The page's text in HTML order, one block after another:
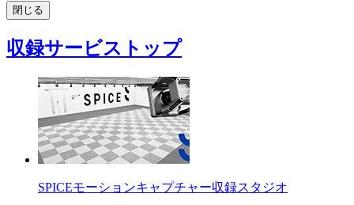
閉じる
収録サービストップ
SPICEモーションキャプチャー収録スタジオ